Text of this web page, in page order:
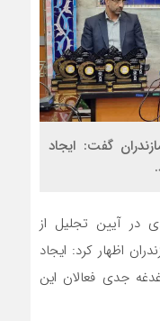
گفت: ایجاد
در آیین تجلیل از
اظهار کرد: ایجاد
جدی فعالان این